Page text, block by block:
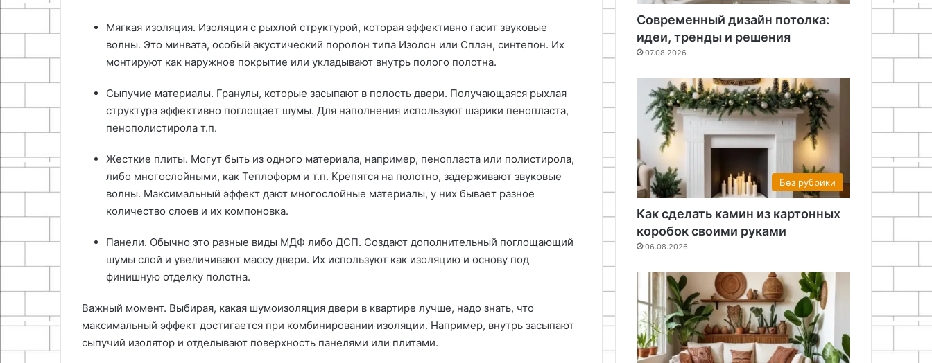
Мягкая изоляция. Изоляция с рыхлой структурой, которая эффективно гасит звуковые
волны. Это минвата, особый акустический поролон типа Изолон или Сплэн, синтепон. Их
монтируют как наружное покрытие или укладывают внутрь полого полотна.
Сыпучие материалы. Гранулы, которые засыпают в полость двери. Получающаяся рыхлая
структура эффективно поглощает шумы. Для наполнения используют шарики пенопласта,
пенополистирола т.п.
Жесткие плиты. Могут быть из одного материала, например, пенопласта или полистирола,
либо многослойными, как Теплоформ и т.п. Крепятся на полотно, задерживают звуковые
волны. Максимальный эффект дают многослойные материалы, у них бывает разное
количество слоев и их компоновка.
Панели. Обычно это разные виды МДФ либо ДСП. Создают дополнительный поглощающий
шумы слой и увеличивают массу двери. Их используют как изоляцию и основу под
финишную отделку полотна.
Важный момент. Выбирая, какая шумоизоляция двери в квартире лучше, надо знать, что
максимальный эффект достигается при комбинировании изоляции. Например, внутрь засыпают
сыпучий изолятор и отделывают поверхность панелями или плитами.
Современный дизайн потолка:
идеи, тренды и решения
07.08.2026
Без рубрики
Как сделать камин из картонных
коробок своими руками
06.08.2026